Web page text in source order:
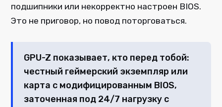
подшипники или некорректно настроен BIOS.
Это не приговор, но повод поторговаться.
GPU-Z показывает, кто перед тобой:
честный геймерский экземпляр или
карта с модифицированным BIOS,
заточенная под 24/7 нагрузку с